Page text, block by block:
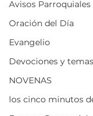
Avisos Parroquiales
Oración del Día
Evangelio
Devociones y
NOVENAS
los cinco minutos